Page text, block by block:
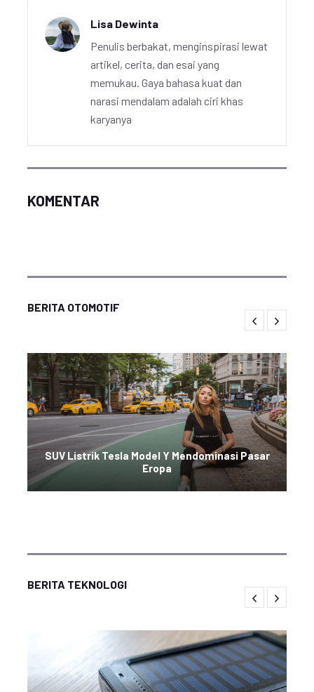
Lisa Dewinta
Penulis berbakat, menginspirasi lewat
artikel, cerita, dan esai yang
memukau. Gaya bahasa kuat dan
narasi mendalam adalah ciri khas
karyanya
KOMENTAR
BERITA OTOMOTIF
SUV Listrik Tesla Model Y Mendominasi Pasar
Eropa
BERITA TEKNOLOGI